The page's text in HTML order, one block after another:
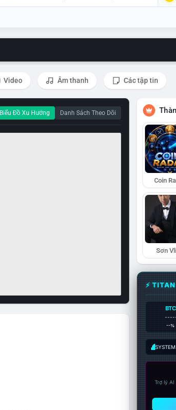
Video Âm thanh Các tập tin
Biểu Đồ Xu Hướng Danh Sách Theo Dõi
Coin
Sơn
⚡
BTC
--%
Trợ lý